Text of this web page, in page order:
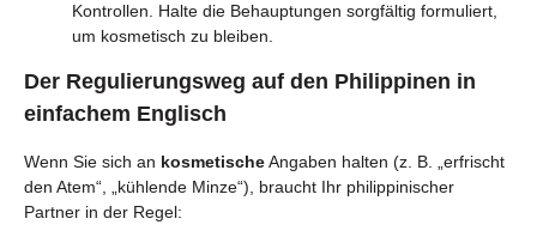
Kontrollen. Halte die Behauptungen sorgfältig formuliert,
um kosmetisch zu bleiben.
Der Regulierungsweg auf den Philippinen in
einfachem Englisch
Wenn Sie sich an kosmetischeAngaben halten (z. B. „erfrischt
den Atem“, „kühlende Minze“), braucht Ihr philippinischer
Partner in der Regel: